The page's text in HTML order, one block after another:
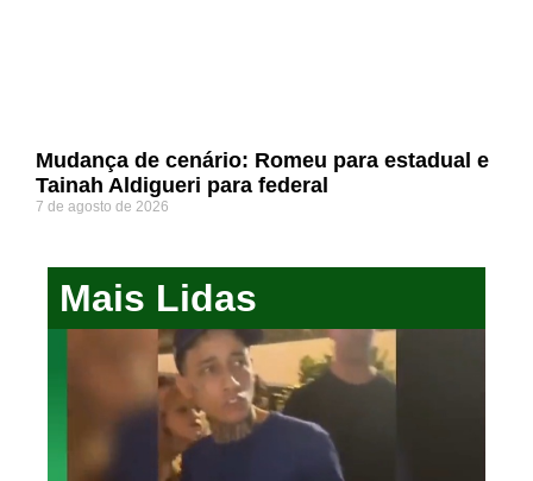
Mudança de cenário: Romeu para estadual e
Tainah Aldigueri para federal
7 de agosto de 2026
Mais Lidas